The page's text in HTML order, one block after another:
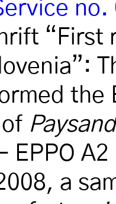
“First
the
EPPO
a